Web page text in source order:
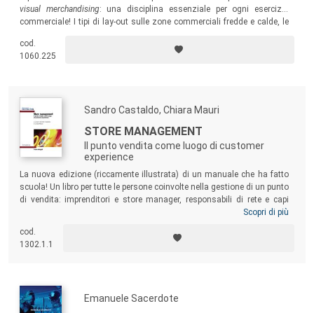
visual merchandising: una disciplina essenziale per ogni esercizio
commerciale! I tipi di lay-out sulle zone commerciali fredde e calde, le
costruzione e le regole base per l’attuazione…
cod.
1060.225
Sandro Castaldo, Chiara Mauri
STORE MANAGEMENT
Il punto vendita come luogo di customer
experience
La nuova edizione (riccamente illustrata) di un manuale che ha fatto
scuola! Un libro per tutte le persone coinvolte nella gestione di un punto
di vendita: imprenditori e store manager, responsabili di rete e capi
area, nonché operatori della distribuzione e dell’industria, direttori
responsabili di canali e di clienti... Ma anche studenti che frequentano
corsi di retail management o che hanno interesse ad approfondire le
Scopri di più
cod.
1302.1.1
Emanuele Sacerdote